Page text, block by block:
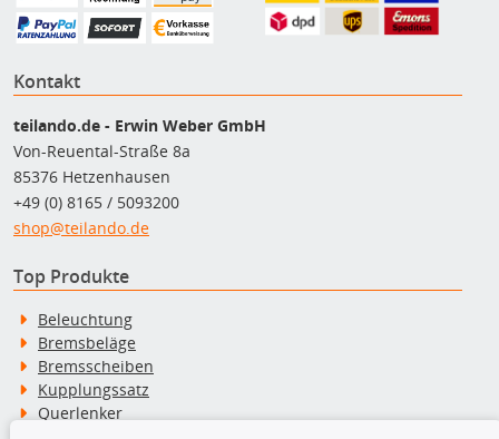
Kontakt
teilando.de - Erwin Weber GmbH
Von-Reuental-Straße 8a
85376 Hetzenhausen
+49 (0) 8165 / 5093200
shop@teilando.de
Top Produkte
Beleuchtung
Bremsbeläge
Bremsscheiben
Kupplungssatz
Querlenker